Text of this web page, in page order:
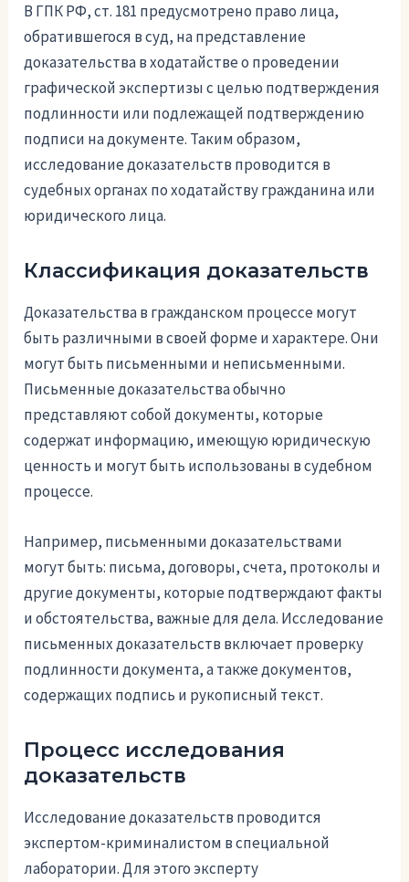
В ГПК РФ, ст. 181 предусмотрено право лица,
обратившегося в суд, на представление
доказательства в ходатайстве о проведении
графической экспертизы с целью подтверждения
подлинности или подлежащей подтверждению
подписи на документе. Таким образом,
исследование доказательств проводится в
судебных органах по ходатайству гражданина или
юридического лица.
Классификация доказательств
Доказательства в гражданском процессе могут
быть различными в своей форме и характере. Они
могут быть письменными и неписьменными.
Письменные доказательства обычно
представляют собой документы, которые
содержат информацию, имеющую юридическую
ценность и могут быть использованы в судебном
процессе.
Например, письменными доказательствами
могут быть: письма, договоры, счета, протоколы и
другие документы, которые подтверждают факты
и обстоятельства, важные для дела. Исследование
письменных доказательств включает проверку
подлинности документа, а также документов,
содержащих подпись и рукописный текст.
Процесс исследования
доказательств
Исследование доказательств проводится
экспертом-криминалистом в специальной
лаборатории. Для этого эксперту